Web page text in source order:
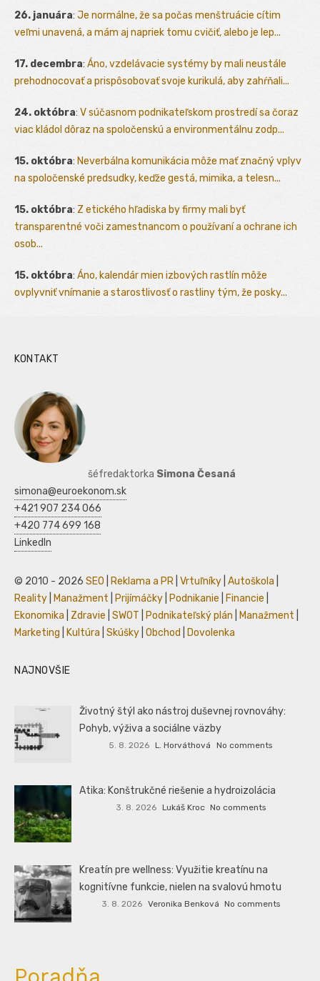
26. januára: Je normálne, že sa počas menštruácie cítim
veľmi unavená, a mám aj napriek tomu cvičiť, alebo je lep...
17. decembra: Áno, vzdelávacie systémy by mali neustále
prehodnocovať a prispôsobovať svoje kurikulá, aby zahŕňali...
24. októbra: V súčasnom podnikateľskom prostredí sa čoraz
viac kládol dôraz na spoločenskú a environmentálnu zodp...
15. októbra: Neverbálna komunikácia môže mať značný vplyv
na spoločenské predsudky, keďže gestá, mimika, a telesn...
15. októbra: Z etického hľadiska by firmy mali byť
transparentné voči zamestnancom o používaní a ochrane ich
osob...
15. októbra: Áno, kalendár mien izbových rastlín môže
ovplyvniť vnímanie a starostlivosť o rastliny tým, že posky...
KONTAKT
šéfredaktorka Simona Česaná
simona@euroekonom.sk
+421 907 234 066
+420 774 699 168
LinkedIn
© 2010 - 2026 SEO Reklama a PR Vrtuľníky Autoškola
Reality
Manažment Prijímáčky Podnikanie Financie
Ekonomika
Zdravie SWOT Podnikateľský plán Manažment
Marketing
Kultúra Skúšky Obchod Dovolenka
NAJNOVŠIE
Životný štýl ako nástroj duševnej rovnováhy:
Pohyb, výživa a sociálne väzby
5. 8. 2026 L. Horváthová No comments
Atika: Konštrukčné riešenie a hydroizolácia
3. 8. 2026 Lukáš Kroc No comments
Kreatín pre wellness: Využitie kreatínu na
kognitívne funkcie, nielen na svalovú hmotu
3. 8. 2026 Veronika Benková No comments